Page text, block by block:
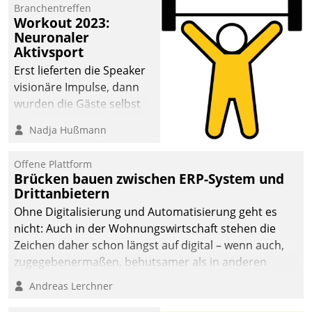
Branchentreffen
Workout 2023:
Neuronaler
Aktivsport
Erst lieferten die Speaker
visionäre Impulse, dann
wurden die Gäste selbst
methodisch
Quartier. Dazwischen
zeigte Datatrain, was es
Neues zu bieten hat.
Nadja Hußmann
Offene Plattform
Brücken bauen zwischen ERP-System und
Drittanbietern
Ohne Digitalisierung und Automatisierung geht es
nicht: Auch in der Wohnungswirtschaft stehen die
Zeichen daher schon längst auf digital – wenn auch,
zugegebenermaßen, behutsamer als in anderen
Branchen.
Andreas Lerchner